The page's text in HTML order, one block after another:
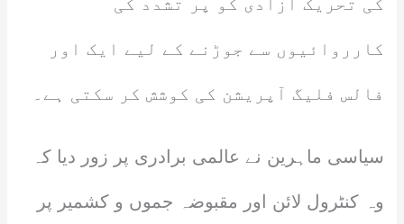
کارروائیوں سے جوڑنے کے لیے ایک اور
فالس فلیگ آپریشن کی کوشش کر سکتی ہے۔
سیاسی ماہرین نے عالمی برادری پر زور دیا کہ
وہ کنٹرول لائن اور مقبوضہ جموں و کشمیر پر